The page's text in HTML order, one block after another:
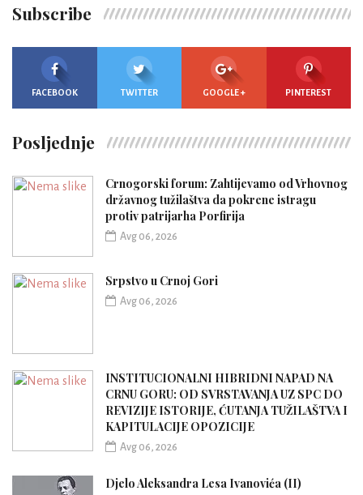
Subscribe
FACEBOOK TWITTER GOOGLE + PINTEREST
Posljednje
Crnogorski forum: Zahtijevamo od Vrhovnog
državnog tužilaštva da pokrene istragu
protiv patrijarha Porfirija
Avg 06, 2026
Srpstvo u Crnoj Gori
Avg 06, 2026
INSTITUCIONALNI HIBRIDNI NAPAD NA
CRNU GORU: OD SVRSTAVANJA UZ SPC DO
REVIZIJE ISTORIJE, ĆUTANJA TUŽILAŠTVA I
KAPITULACIJE OPOZICIJE
Avg 06, 2026
Djelo Aleksandra Lesa Ivanovića (II)